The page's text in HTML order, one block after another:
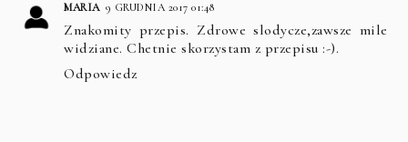
MARIA 9 GRUDNIA 2017 01:48
Znakomity przepis. Zdrowe slodycze,zawsze mile
widziane. Chetnie skorzystam z przepisu :-).
Odpowiedz